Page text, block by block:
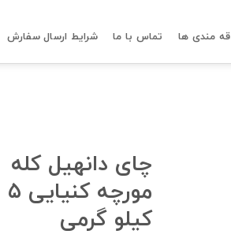
مندی ها تماس با ما شرایط ارسال سفارش
چای دانهیل کله
مورچه کنیایی ۵
کیلو گرمی